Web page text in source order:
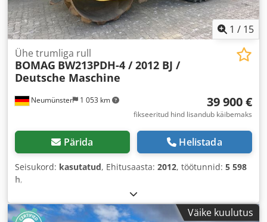
1 / 15
Neumünster 1 053 km
Ühe trumliga rull
BOMAG BW213PDH-4 / 2012 BJ /
Deutsche Maschine
39 900 €
fikseeritud hind lisandub käibemaks
Pärida Helistada
Seisukord: kasutatud, Ehitusaasta: 2012, töötunnid: 5 598
h,
Väike kuulutus